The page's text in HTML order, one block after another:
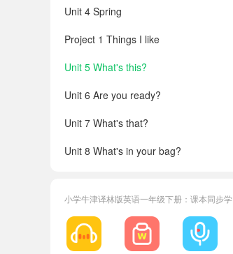
Unit 4 Spring
Project 1 Things I like
Unit 5 What's this?
Unit 6 Are you ready?
Unit 7 What's that?
Unit 8 What's in your bag?
Picture dictionary
Word lists
小学牛津译林版英语一年级下册：课本同步学